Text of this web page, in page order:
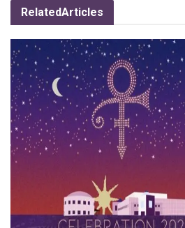
RelatedArticles